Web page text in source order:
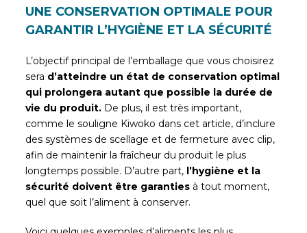
UNE CONSERVATION OPTIMALE POUR
GARANTIR L’HYGIÈNE ET LA SÉCURITÉ
L’objectif principal de l’emballage que vous choisirez
sera d’atteindre un état de conservation optimal
qui prolongera autant que possible la durée de
vie du produit. De plus, il est très important,
comme le souligne Kiwoko dans cet article, d’inclure
des systèmes de scellage et de fermeture avec clip,
afin de maintenir la fraîcheur du produit le plus
longtemps possible. D’autre part, l’hygiène et la
sécurité doivent être garanties à tout moment,
quel que soit l’aliment à conserver.